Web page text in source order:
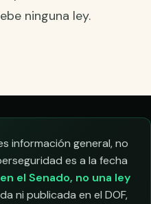
ninguna ley.
información general, no
es a la fecha
el Senado, no una ley
ni publicada en el DOF,